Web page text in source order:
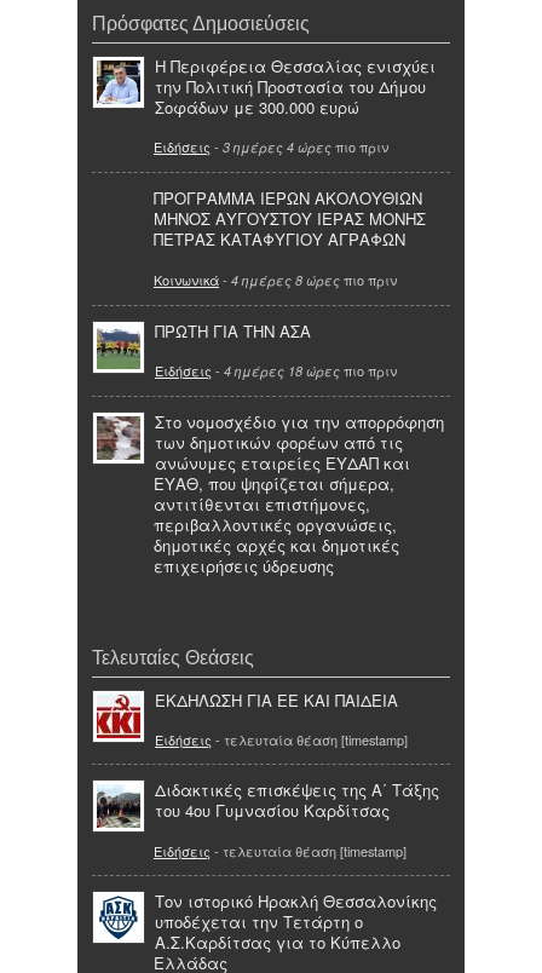
Πρόσφατες Δημοσιεύσεις
Η Περιφέρεια Θεσσαλίας ενισχύει
την Πολιτική Προστασία του Δήμου
Σοφάδων με 300.000 ευρώ
Ειδήσεις - 3 ημέρες 4 ώρες πιο πριν
ΠΡΟΓΡΑΜΜΑ ΙΕΡΩΝ ΑΚΟΛΟΥΘΙΩΝ
ΜΗΝΟΣ ΑΥΓΟΥΣΤΟΥ ΙΕΡΑΣ ΜΟΝΗΣ
ΠΕΤΡΑΣ ΚΑΤΑΦΥΓΙΟΥ ΑΓΡΑΦΩΝ
Κοινωνικά- 4 ημέρες 8 ώρες πιο πριν
ΠΡΩΤΗ ΓΙΑ ΤΗΝ ΑΣΑ
Ειδήσεις - 4 ημέρες 18 ώρες πιο πριν
Στο νομοσχέδιο για την απορρόφηση
των δημοτικών φορέων από τις
ανώνυμες εταιρείες ΕΥΔΑΠ και
ΕΥΑΘ, που ψηφίζεται σήμερα,
αντιτίθενται επιστήμονες,
περιβαλλοντικές οργανώσεις,
δημοτικές αρχές και δημοτικές
επιχειρήσεις ύδρευσης
Τελευταίες Θεάσεις
ΕΚΔΗΛΩΣΗ ΓΙΑ ΕΕ ΚΑΙ ΠΑΙΔΕΙΑ
Ειδήσεις - τελευταία θέαση [timestamp]
Διδακτικές επισκέψεις της Α΄ Τάξης
του 4ου Γυμνασίου Καρδίτσας
Ειδήσεις - τελευταία θέαση [timestamp]
Τον ιστορικό Ηρακλή Θεσσαλονίκης
υποδέχεται την Τετάρτη ο
Α.Σ.Καρδίτσας για το Κύπελλο
Ελλάδας